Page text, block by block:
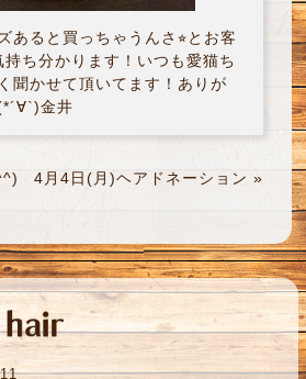
あると買っちゃうんさ⭐︎とお客
ち分かります！いつも愛猫ち
聞かせて頂いてます！ありが
金井
4月4日(月)ヘアドネーション »